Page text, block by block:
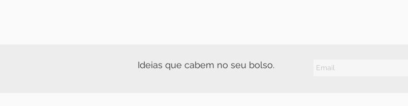
Ideias que cabem no seu bolso.